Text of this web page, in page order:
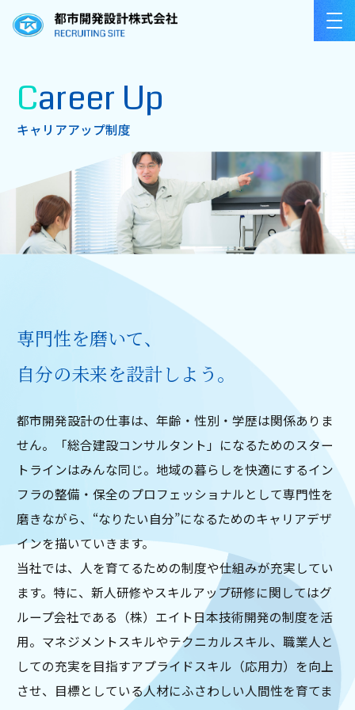
Career Up
キャリアアップ制度
専⾨性を磨いて、
⾃分の未来を設計しよう。
都市開発設計の仕事は、年齢・性別・学歴は関係ありま
せん。「総合建設コンサルタント」になるためのスター
トラインはみんな同じ。地域の暮らしを快適にするイン
フラの整備・保全のプロフェッショナルとして専⾨性を
磨きながら、“なりたい⾃分”になるためのキャリアデザ
インを描いていきます。
当社では、⼈を育てるための制度や仕組みが充実してい
ます。特に、新⼈研修やスキルアップ研修に関してはグ
ループ会社である（株）エイト⽇本技術開発の制度を活
⽤。マネジメントスキルやテクニカルスキル、職業⼈と
しての充実を⽬指すアプライドスキル（応⽤⼒）を向上
させ、⽬標としている⼈材にふさわしい⼈間性を育てま